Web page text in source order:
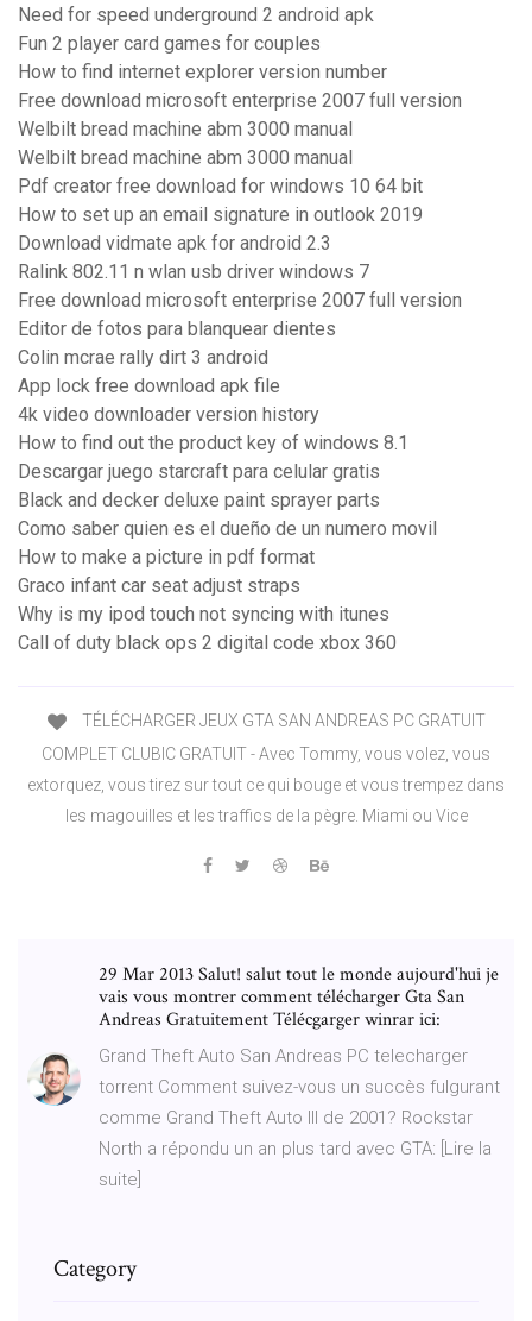
Need for speed underground 2 android apk
Fun 2 player card games for couples
How to find internet explorer version number
Free download microsoft enterprise 2007 full version
Welbilt bread machine abm 3000 manual
Welbilt bread machine abm 3000 manual
Pdf creator free download for windows 10 64 bit
How to set up an email signature in outlook 2019
Download vidmate apk for android 2.3
Ralink 802.11 n wlan usb driver windows 7
Free download microsoft enterprise 2007 full version
Editor de fotos para blanquear dientes
Colin mcrae rally dirt 3 android
App lock free download apk file
4k video downloader version history
How to find out the product key of windows 8.1
Descargar juego starcraft para celular gratis
Black and decker deluxe paint sprayer parts
Como saber quien es el dueño de un numero movil
How to make a picture in pdf format
Graco infant car seat adjust straps
Why is my ipod touch not syncing with itunes
Call of duty black ops 2 digital code xbox 360
TÉLÉCHARGER JEUX GTA SAN ANDREAS PC GRATUIT
COMPLET CLUBIC GRATUIT - Avec Tommy, vous volez, vous
extorquez, vous tirez sur tout ce qui bouge et vous trempez dans
les magouilles et les traffics de la pègre. Miami ou Vice
29 Mar 2013 Salut! salut tout le monde aujourd'hui je
vais vous montrer comment télécharger Gta San
Andreas Gratuitement Télécgarger winrar ici:
Grand Theft Auto San Andreas PC telecharger
torrent Comment suivez-vous un succès fulgurant
comme Grand Theft Auto III de 2001? Rockstar
North a répondu un an plus tard avec GTA: [Lire la
suite]
Category